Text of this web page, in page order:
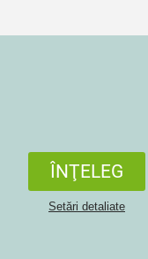
ÎNŢELEG
Setări detaliate